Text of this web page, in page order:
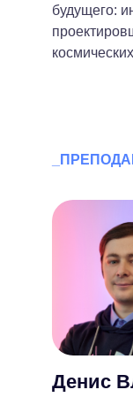
будущего:
Денис